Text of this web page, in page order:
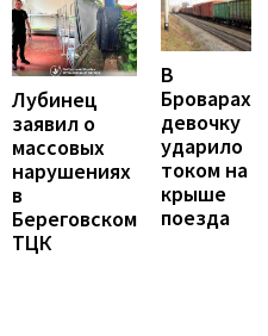
Лубинец
заявил о
массовых
нарушениях
в
Береговском
ТЦК
В
Броварах
девочку
ударило
током на
крыше
поезда